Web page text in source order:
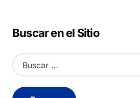
Buscar en el Sitio
B
u
c